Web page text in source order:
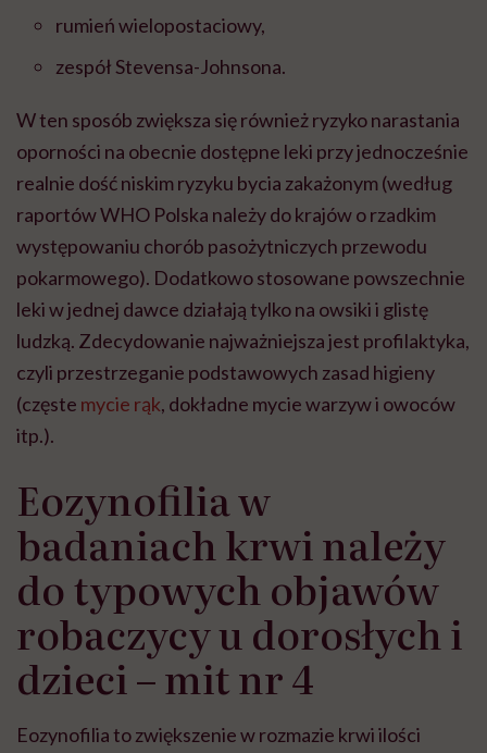
rumień wielopostaciowy,
zespół Stevensa-Johnsona.
W ten sposób zwiększa się również ryzyko narastania
oporności na obecnie dostępne leki przy jednocześnie
realnie dość niskim ryzyku bycia zakażonym (według
raportów WHO Polska należy do krajów o rzadkim
występowaniu chorób pasożytniczych przewodu
pokarmowego). Dodatkowo stosowane powszechnie
leki w jednej dawce działają tylko na owsiki i glistę
ludzką. Zdecydowanie najważniejsza jest profilaktyka,
czyli przestrzeganie podstawowych zasad higieny
(częste mycie rąk, dokładne mycie warzyw i owoców
itp.).
Eozynofilia w
badaniach krwi należy
do typowych objawów
robaczycy u dorosłych i
dzieci – mit nr 4
Eozynofilia to zwiększenie w rozmazie krwi ilości